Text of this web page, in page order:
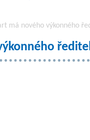
má nového výkonného